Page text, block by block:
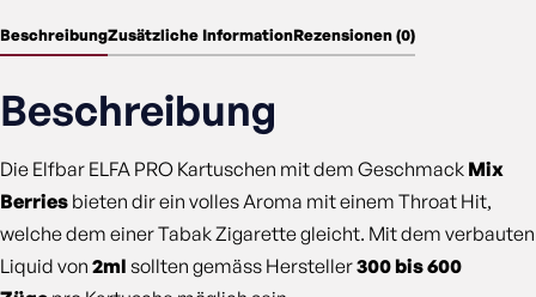
BeschreibungZusätzliche InformationRezensionen (0)
Beschreibung
Die Elfbar ELFA PRO Kartuschen mit dem Geschmack Mix
Berries bieten dir ein volles Aroma mit einem Throat Hit,
welche dem einer Tabak Zigarette gleicht. Mit dem verbauten
Liquid von 2ml sollten gemäss Hersteller300 bis600